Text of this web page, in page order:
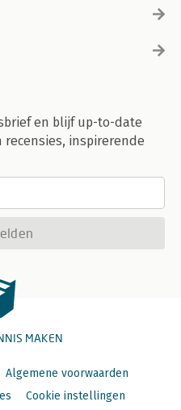
en blijf up-to-date
inspirerende
MAKEN
Algemene voorwaarden
Cookie instellingen